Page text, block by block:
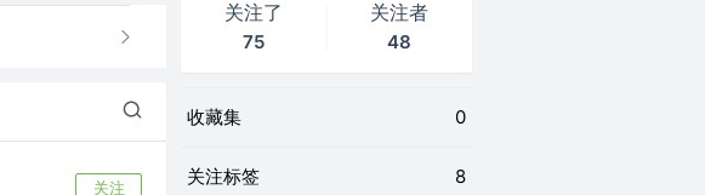
关注
关注了
75
关注者
48
收藏集 0
关注标签 8